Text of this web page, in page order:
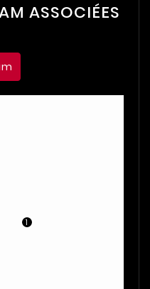
ASSOCIÉES
1